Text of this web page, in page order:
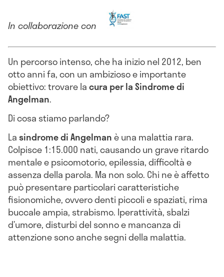
In collaborazione con
Un percorso intenso, che ha inizio nel 2012, ben
otto anni fa, con un ambizioso e importante
obiettivo: trovare lacura per la Sindrome di
Angelman.
Di cosa stiamo parlando?
Lasindrome di Angelmanè una malattia rara.
Colpisce 1:15.000 nati, causando un grave ritardo
mentale e psicomotorio, epilessia, difficoltà e
assenza della parola. Ma non solo. Chi ne è affetto
può presentare particolari caratteristiche
fisionomiche, ovvero denti piccoli e spaziati, rima
buccale ampia, strabismo. Iperattività, sbalzi
d’umore, disturbi del sonno e mancanza di
attenzione sono anche segni della malattia.